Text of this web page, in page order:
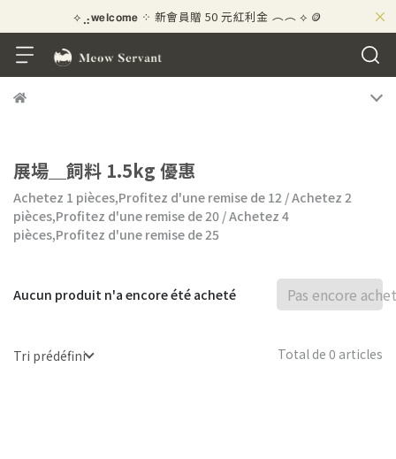
×
⟡⣠𝘄𝗲𝗹𝗰𝗼𝗺𝗲 ⁘ 新會員贈 50 元紅利金 ⟡ 🪙
展場＿飼料 1.5kg 優惠
Achetez 1 pièces,Profitez d'une remise de 12 /Achetez 2
pièces,Profitez d'une remise de20 /Achetez 4
pièces,Profitez d'une remise de25
Aucun produit n'a encore été acheté Pas encore
Tri prédéfini Total de 0 articles